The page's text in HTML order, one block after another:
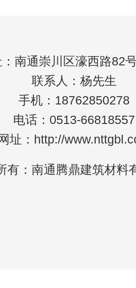
南通崇川区濠西路82
联系人：杨先生
手机：18762850278
电话：0513-66818557
网址：http://
有：南通腾鼎建筑材料